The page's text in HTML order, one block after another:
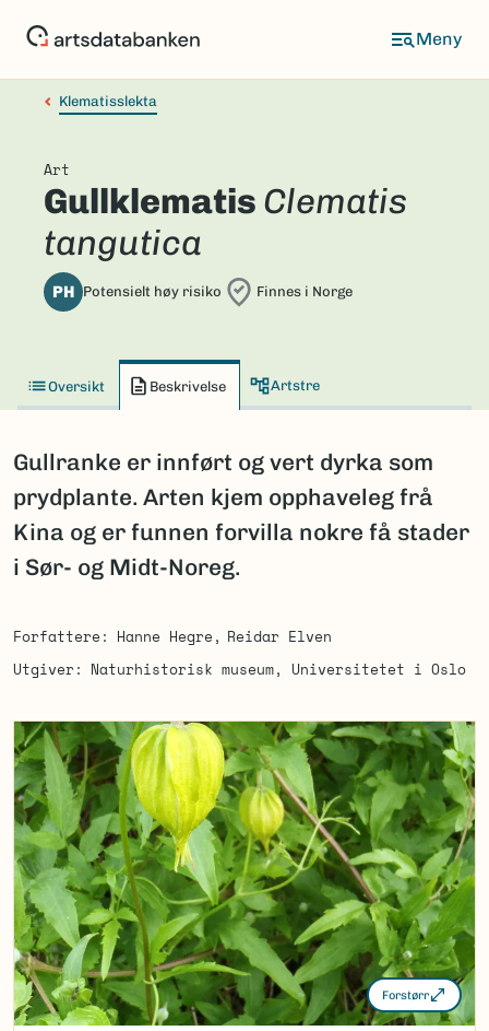
Klematisslekta
Art
Gullklematis Clematis
tangutica
PH Potensielt høy risiko Finnes i Norge
Oversikt Beskrivelse Artstre
Gullranke er innført og vert dyrka som
prydplante. Arten kjem opphaveleg frå
Kina og er funnen forvilla nokre få stader
i Sør- og Midt-Noreg.
Forfattere Hanne Hegre
Reidar Elven
Utgiver
Naturhistorisk museum, Universitetet i Oslo
Forstørr